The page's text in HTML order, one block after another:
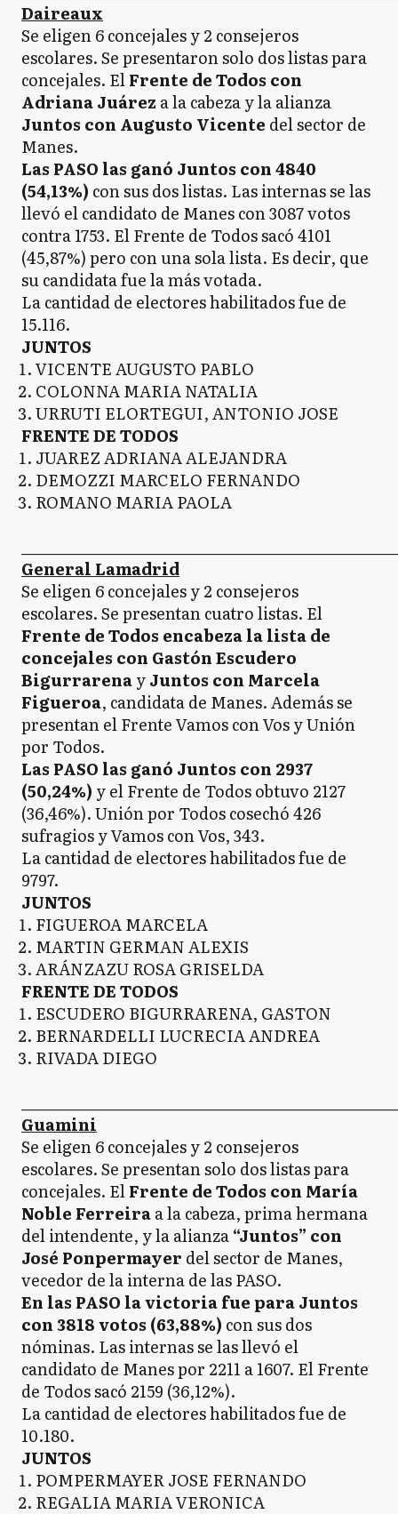
Daireaux
Se eligen 6 concejales y 2 consejeros
escolares. Se presentaron solo dos listas para
concejales. ElFrente de Todos con
Adriana Juárez a la cabeza y la alianza
Juntos con Augusto Vicente del sector de
Manes.
Las PASO las ganó Juntos con 4840
(54,13%) con sus dos listas. Las internas se las
llevó el candidato de Manes con 3087 votos
contra 1753. El Frente de Todos sacó 4101
(45,87%) pero con una sola lista. Es decir, que
su candidata fue la más votada.
La cantidad de electores habilitados fue de
15.116.
JUNTOS
VICENTE AUGUSTO PABLO
COLONNA MARIA NATALIA
URRUTI ELORTEGUI, ANTONIO JOSE
FRENTE DE TODOS
JUAREZ ADRIANA ALEJANDRA
DEMOZZI MARCELO FERNANDO
ROMANO MARIA PAOLA
General Lamadrid
Se eligen 6 concejales y 2 consejeros
escolares. Se presentan cuatro listas. El
Frente de Todos encabeza la lista de
concejales con Gastón Escudero
BigurrarenayJuntos con Marcela
Figueroa, candidata de Manes. Además se
presentan el Frente Vamos con Vos y Unión
por Todos.
Las PASO las ganó Juntos con 2937
(50,24%) y el Frente de Todos obtuvo 2127
(36,46%). Unión por Todos cosechó 426
sufragios y Vamos con Vos, 343.
La cantidad de electores habilitados fue de
9797.
JUNTOS
FIGUEROA MARCELA
MARTIN GERMAN ALEXIS
ARÁNZAZU ROSA GRISELDA
FRENTE DE TODOS
ESCUDERO BIGURRARENA, GASTON
BERNARDELLI LUCRECIA ANDREA
RIVADA DIEGO
Guamini
Se eligen 6 concejales y 2 consejeros
escolares. Se presentan solo dos listas para
concejales. ElFrente de Todos con María
Noble Ferreiraa la cabeza, prima hermana
del intendente, y la alianza“Juntos” con
José Ponpermayer del sector de Manes,
vecedor de la interna de las PASO.
En las PASO la victoria fue para Juntos
con 3818 votos (63,88%) con sus dos
nóminas. Las internas se las llevó el
candidato de Manes por 2211 a 1607. El Frente
de Todos sacó 2159 (36,12%).
La cantidad de electores habilitados fue de
10.180.
JUNTOS
POMPERMAYER JOSE FERNANDO
REGALIA MARIA VERONICA